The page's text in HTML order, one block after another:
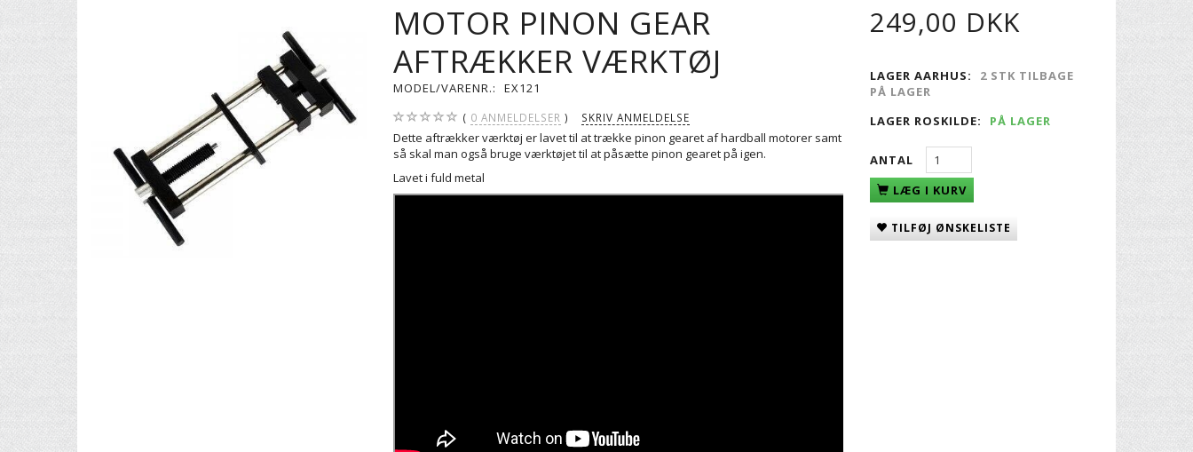
MOTOR PINON GEAR
AFTRÆKKER VÆRKTØJ
MODEL/VARENR.: EX121
0 ANMELDELSER SKRIV ANMELDELSE
Dette aftrækker værktøj er lavet til at trække pinon gearet af hardball motorer samt
så skal man også bruge værktøjet til at påsætte pinon gearet på igen.
Lavet i fuld metal
249,00 DKK
LAGER AARHUS:
2 STK TILBAGE
PÅ LAGER
LAGER ROSKILDE:
PÅ LAGER
ANTAL
LÆG I KURV
TILFØJ ØNSKELISTE